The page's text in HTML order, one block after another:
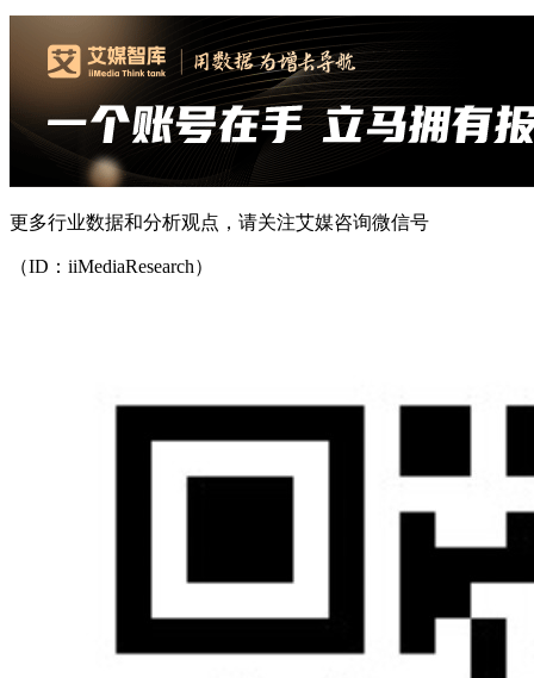
更多行业数据和分析观点，请关注艾媒咨询微信号
（ID：iiMediaResearch）